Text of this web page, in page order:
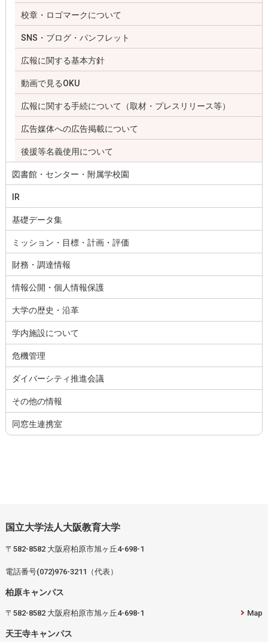
校章・ロゴマークについて
SNS・ブログ・パンフレット
広報に関する基本方針
動画で見るOKU
広報に関する手続について（取材・プレスリリース等）
広告媒体への広告掲載について
後援等名義使用について
図書館・センター・附属学校園
IR
基礎データ集
ミッション・目標・計画・評価
財務・調達情報
情報公開・個人情報保護
大学の歴史・沿革
学内施設について
危機管理
ダイバーシティ推進会議
その他の情報
同窓生連携室
国立大学法人大阪教育大学
〒582-8582 大阪府柏原市旭ヶ丘4-698-1
電話番号(072)976-3211（代表）
柏原キャンパス
〒582-8582 大阪府柏原市旭ヶ丘4-698-1 Map
天王寺キャンパス